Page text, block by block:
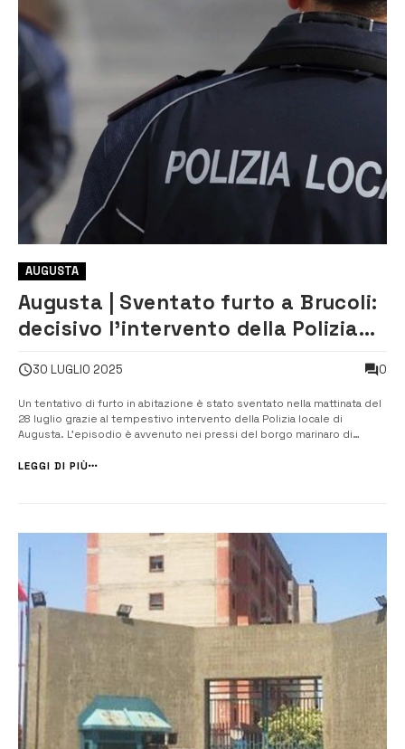
AUGUSTA
Augusta | Sventato furto a Brucoli:
decisivo l’intervento della Polizia
30 LUGLIO 2025 0
Un tentativo di furto in abitazione è stato sventato nella mattinata del
28 luglio grazie al tempestivo intervento della Polizia locale di
Augusta. L’episodio è avvenuto nei pressi del borgo marinaro di
hanno notato due uomini sospetti scendere da un’auto parcheggiata.
LEGGI DI PIÙ